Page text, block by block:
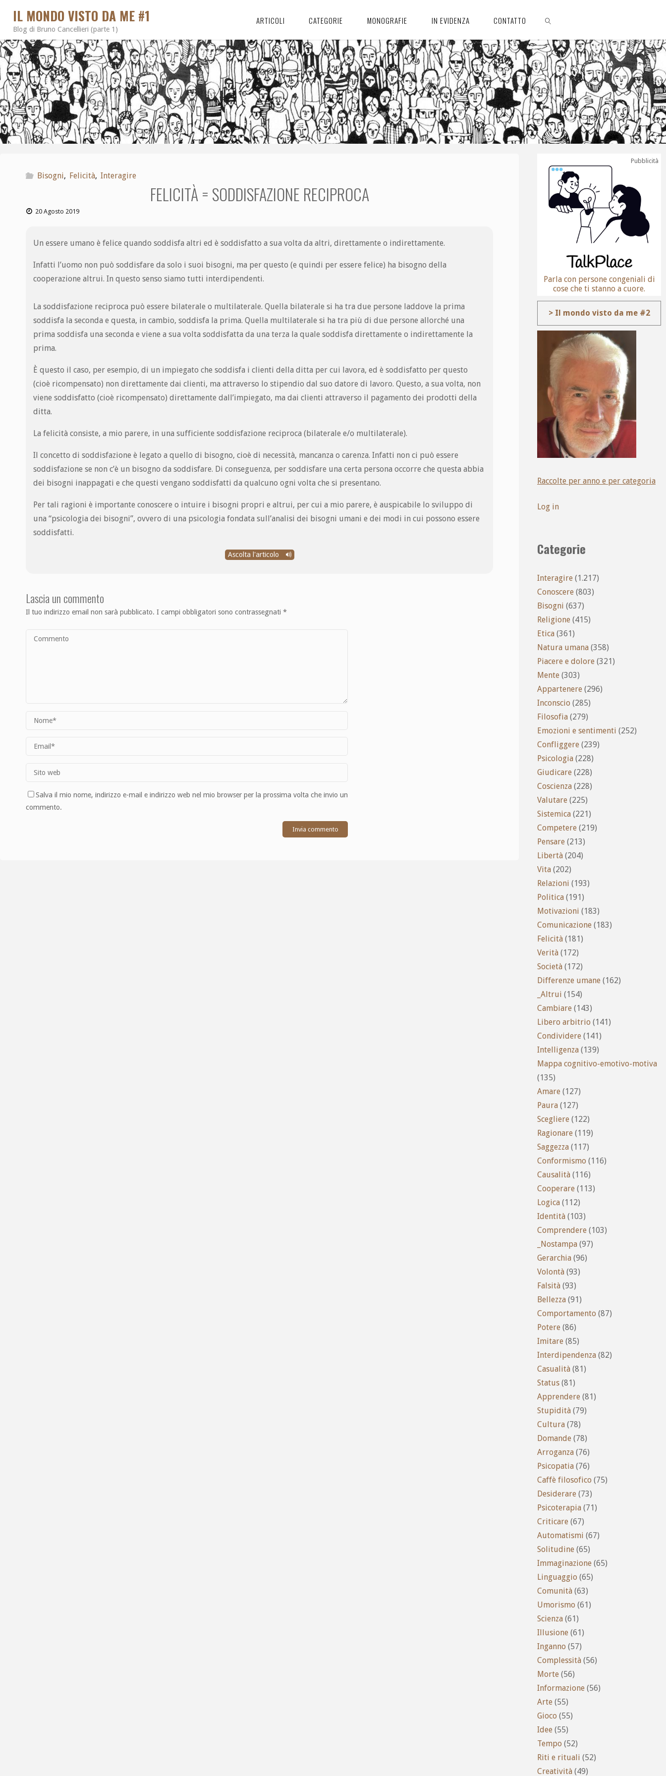
IL MONDO VISTO DA ME #1
Blog di Bruno Cancellieri (parte 1)
ARTICOLI CATEGORIE MONOGRAFIE IN EVIDENZA CONTATTO
CERCA
Bisogni, Felicità, Interagire
FELICITÀ = SODDISFAZIONE RECIPROCA
20 Agosto 2019
Un essere umano è felice quando soddisfa altri ed è soddisfatto a sua volta da altri, direttamente o indirettamente.
Infatti l’uomo non può soddisfare da solo i suoi bisogni, ma per questo (e quindi per essere felice) ha bisogno della
cooperazione altrui. In questo senso siamo tutti interdipendenti.
La soddisfazione reciproca può essere bilaterale o multilaterale. Quella bilaterale si ha tra due persone laddove la prima
soddisfa la seconda e questa, in cambio, soddisfa la prima. Quella multilaterale si ha tra più di due persone allorché una
prima soddisfa una seconda e viene a sua volta soddisfatta da una terza la quale soddisfa direttamente o indirettamente la
prima.
È questo il caso, per esempio, di un impiegato che soddisfa i clienti della ditta per cui lavora, ed è soddisfatto per questo
(cioè ricompensato) non direttamente dai clienti, ma attraverso lo stipendio dal suo datore di lavoro. Questo, a sua volta, non
viene soddisfatto (cioè ricompensato) direttamente dall’impiegato, ma dai clienti attraverso il pagamento dei prodotti della
ditta.
La felicità consiste, a mio parere, in una sufficiente soddisfazione reciproca (bilaterale e/o multilaterale).
Il concetto di soddisfazione è legato a quello di bisogno, cioè di necessità, mancanza o carenza. Infatti non ci può essere
soddisfazione se non c’è un bisogno da soddisfare. Di conseguenza, per soddisfare una certa persona occorre che questa abbia
dei bisogni inappagati e che questi vengano soddisfatti da qualcuno ogni volta che si presentano.
Per tali ragioni è importante conoscere o intuire i bisogni propri e altrui, per cui a mio parere, è auspicabile lo sviluppo di
una “psicologia dei bisogni”, ovvero di una psicologia fondata sull’analisi dei bisogni umani e dei modi in cui possono essere
soddisfatti.
Ascolta l'articolo
Lascia un commento
Il tuo indirizzo email non sarà pubblicato. I campi obbligatori sono contrassegnati*
Salva il mio nome, indirizzo e-mail e indirizzo web nel mio browser per la prossima volta che invio un
commento.
Pubblicità
Parla con persone congeniali di
cose che ti stanno a cuore.
> Il mondo visto da me #2
Raccolte per anno e per categoria
Log in
Categorie
Interagire (1.217)
Conoscere (803)
Bisogni (637)
Religione (415)
Etica (361)
Natura umana (358)
Piacere e dolore (321)
Mente (303)
Appartenere (296)
Inconscio (285)
Filosofia (279)
Emozioni e sentimenti (252)
Confliggere (239)
Psicologia (228)
Giudicare (228)
Coscienza (228)
Valutare (225)
Sistemica (221)
Competere (219)
Pensare (213)
Libertà (204)
Vita (202)
Relazioni (193)
Politica (191)
Motivazioni (183)
Comunicazione (183)
Felicità (181)
Verità (172)
Società (172)
Differenze umane (162)
_Altrui (154)
Cambiare (143)
Libero arbitrio (141)
Condividere (141)
Intelligenza (139)
Mappa cognitivo-emotivo-motiva
(135)
Amare (127)
Paura (127)
Scegliere (122)
Ragionare (119)
Saggezza (117)
Conformismo (116)
Causalità (116)
Cooperare (113)
Logica (112)
Identità (103)
Comprendere (103)
_Nostampa (97)
Gerarchia (96)
Volontà (93)
Falsità (93)
Bellezza (91)
Comportamento (87)
Potere (86)
Imitare (85)
Interdipendenza (82)
Casualità (81)
Status (81)
Apprendere (81)
Stupidità (79)
Cultura (78)
Domande (78)
Arroganza (76)
Psicopatia (76)
Caffè filosofico (75)
Desiderare (73)
Psicoterapia (71)
Criticare (67)
Automatismi (67)
Solitudine (65)
Immaginazione (65)
Linguaggio (65)
Comunità (63)
Umorismo (61)
Scienza (61)
Illusione (61)
Inganno (57)
Complessità (56)
Morte (56)
Informazione (56)
Arte (55)
Gioco (55)
Idee (55)
Tempo (52)
Riti e rituali (52)
Creatività (49)